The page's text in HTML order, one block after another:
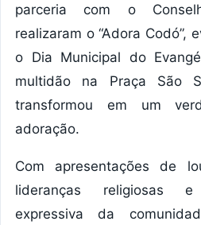
parceria com o
realizaram o “Adora Codó”,
o Dia Municipal do
multidão na Praça São
transformou em um
adoração.
Com apresentações de
lideranças religiosas
expressiva da